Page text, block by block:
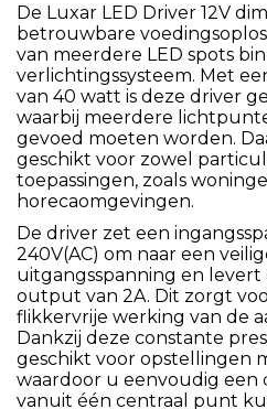
De Luxar LED Driver 12V
betrouwbare
van meerdere LED spots
verlichtingssysteem. Met
van 40 watt is deze driver
waarbij meerdere
gevoed moeten worden.
geschikt voor zowel
toepassingen, zoals
horecaomgevingen.
De driver zet een
240V(AC) om naar een
uitgangsspanning en levert
output van 2A. Dit zorgt
flikkervrije werking van de
Dankzij deze constante
geschikt voor opstellingen
waardoor u eenvoudig
vanuit één centraal punt